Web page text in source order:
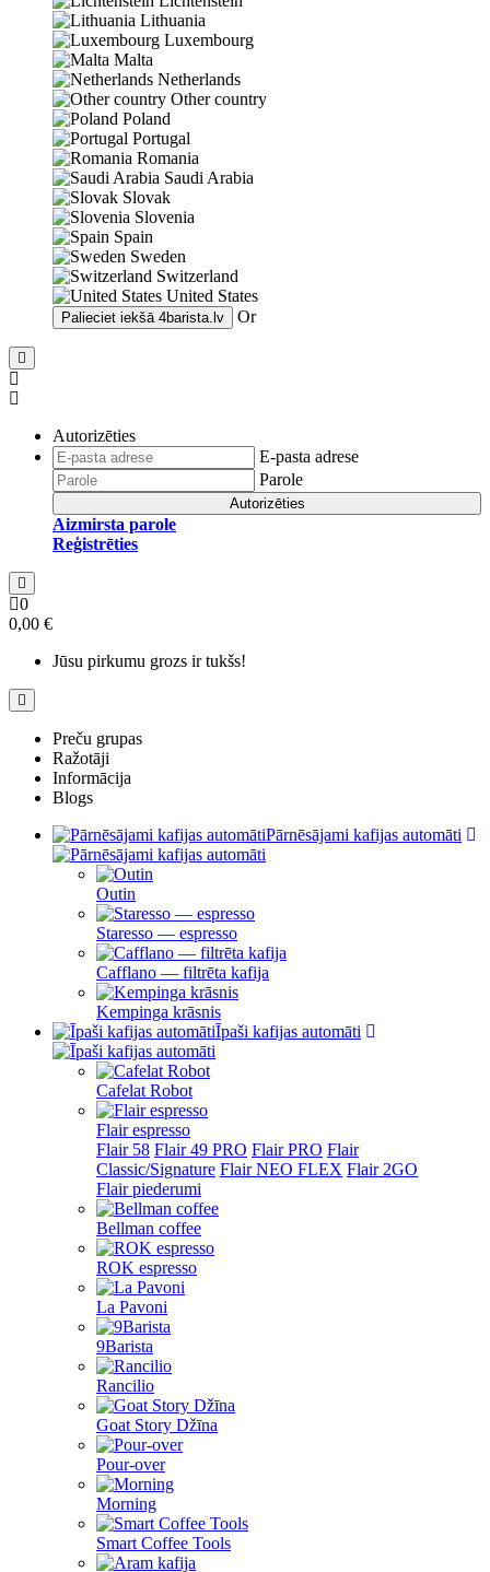
Lithuania
Luxembourg
Malta
Netherlands
Other country
Poland
Portugal
Romania
Saudi Arabia
Slovak
Slovenia
Spain
Sweden
Switzerland
United States
Palieciet iekšā 4barista.lv Or
Autorizēties
E-pasta adrese
Parole
Autorizēties
Aizmirsta parole
Reģistrēties
0
0,00 €
Jūsu pirkumu grozs ir tukšs!
Preču grupas
Ražotāji
Informācija
Blogs
Pārnēsājami kafijas automāti
Outin
Staresso — espresso
Cafflano — filtrēta kafija
Kempinga krāsnis
Īpaši kafijas automāti
Cafelat Robot
Flair espresso
Flair 58 Flair 49 PRO Flair PRO Flair
Classic/Signature Flair NEO FLEX Flair 2GO
Flair piederumi
Bellman coffee
ROK espresso
La Pavoni
9Barista
Rancilio
Goat Story Džīna
Pour-over
Morning
Smart Coffee Tools